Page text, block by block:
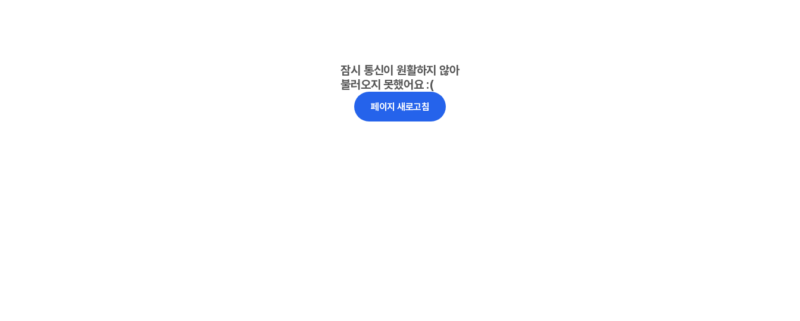
잠시 통신이 원활하지 않아
불러오지 못했어요 :(
페이지 새로고침